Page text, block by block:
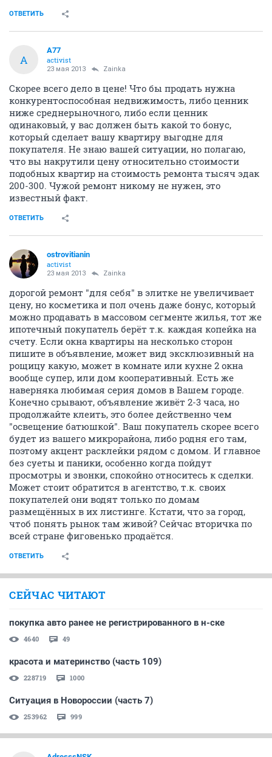
ОТВЕТИТЬ
A
A77
activist
23 мая 2013 Zainka
Скорее всего дело в цене! Что бы продать нужна
конкурентоспособная недвижимость, либо ценник
ниже среднерыночного, либо если ценник
одинаковый, у вас должен быть какой то бонус,
который сделает вашу квартиру выгодне для
покупателя. Не знаю вашей ситуации, но полагаю,
что вы накрутили цену относительно стоимости
подобных квартир на стоимость ремонта тысяч эдак
200-300. Чужой ремонт никому не нужен, это
известный факт.
ОТВЕТИТЬ
ostrovitianin
activist
23 мая 2013 Zainka
дорогой ремонт "для себя" в элитке не увеличивает
цену, но косметика и пол очень даже бонус, который
можно продавать в массовом сегменте жилья, тот же
ипотечный покупатель берёт т.к. каждая копейка на
счету. Если окна квартиры на несколько сторон
пишите в объявление, может вид эксклюзивный на
рощицу какую, может в комнате или кухне 2 окна
вообще супер, или дом кооперативный. Есть же
наверняка любимая серия домов в Вашем городе.
Конечно срывают, объявление живёт 2-3 часа, но
продолжайте клеить, это более действенно чем
"освещение батюшкой". Ваш покупатель скорее всего
будет из вашего микрорайона, либо родня его там,
поэтому акцент расклейки рядом с домом. И главное
без суеты и паники, особенно когда пойдут
просмотры и звонки, спокойно относитесь к сделки.
Может стоит обратится в агентство, т.к. своих
покупателей они водят только по домам
размещённых в их листинге. Кстати, что за город,
чтоб понять рынок там живой? Сейчас вторичка по
всей стране фиговенько продаётся.
ОТВЕТИТЬ
СЕЙЧАС ЧИТАЮТ
покупка авто ранее не регистрированного в н-ске
4640 49
красота и материнство (часть 109)
228719 1000
Ситуация в Новороссии (часть 7)
253962 999